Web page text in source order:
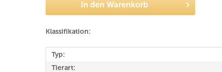
In den Warenkorb
Klassifikation:
Typ:
Tierart: